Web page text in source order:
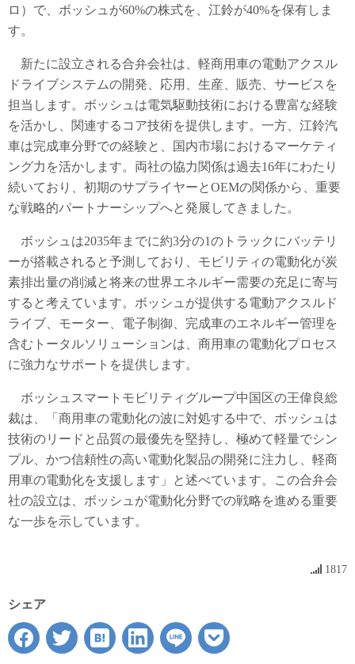
ロ）で、ボッシュが60%の株式を、江鈴が40%を保有しま
す。
新たに設立される合弁会社は、軽商用車の電動アクスル
ドライブシステムの開発、応用、生産、販売、サービスを
担当します。ボッシュは電気駆動技術における豊富な経験
を活かし、関連するコア技術を提供します。一方、江鈴汽
車は完成車分野での経験と、国内市場におけるマーケティ
ング力を活かします。両社の協力関係は過去16年にわたり
続いており、初期のサプライヤーとOEMの関係から、重要
な戦略的パートナーシップへと発展してきました。
ボッシュは2035年までに約3分の1のトラックにバッテリ
ーが搭載されると予測しており、モビリティの電動化が炭
素排出量の削減と将来の世界エネルギー需要の充足に寄与
すると考えています。ボッシュが提供する電動アクスルド
ライブ、モーター、電子制御、完成車のエネルギー管理を
含むトータルソリューションは、商用車の電動化プロセス
に強力なサポートを提供します。
ボッシュスマートモビリティグループ中国区の王偉良総
裁は、「商用車の電動化の波に対処する中で、ボッシュは
技術のリードと品質の最優先を堅持し、極めて軽量でシン
プル、かつ信頼性の高い電動化製品の開発に注力し、軽商
用車の電動化を支援します」と述べています。この合弁会
社の設立は、ボッシュが電動化分野での戦略を進める重要
な一歩を示しています。
1817
シェア